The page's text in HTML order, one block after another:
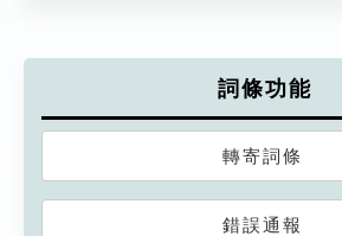
詞條功能
轉寄詞條
錯誤通報